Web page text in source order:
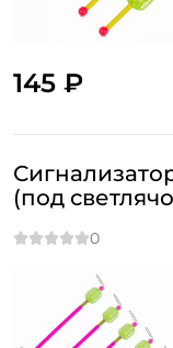
145 ₽
(под